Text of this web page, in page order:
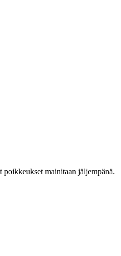
poikkeukset mainitaan jäljempänä.